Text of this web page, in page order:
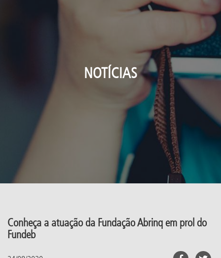
NOTÍCIAS
Conheça a atuação da Fundação Abrinq em prol do
Fundeb